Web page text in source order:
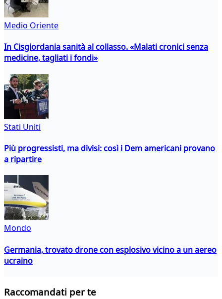
Medio Oriente
In Cisgiordania sanità al collasso. «Malati cronici senza
medicine, tagliati i fondi»
Stati Uniti
Più progressisti, ma divisi: così i Dem americani provano
a ripartire
Mondo
Germania, trovato drone con esplosivo vicino a un aereo
ucraino
Raccomandati per te